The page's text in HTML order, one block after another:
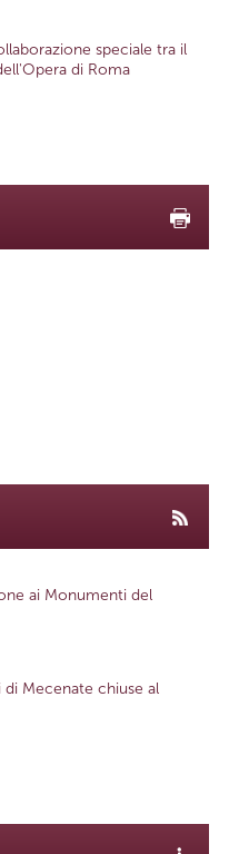
speciale tra il
di Roma
ai Monumenti del
Mecenate chiuse al